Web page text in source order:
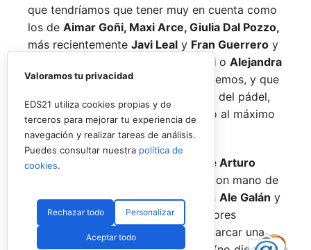
que tendríamos que tener muy en cuenta como
los de Aimar Goñi, Maxi Arce, Giulia Dal Pozzo,
más recientemente Javi Leal y Fran Guerrero y
Miguel Lamperti o Alejandra
Salazar,a los que siempre recordaremos, y que
están en su etapa más «disfrutona» del pádel,
pensando más en vivir cada partido al máximo
que en los puntos o los títulos.
No por ello hemos de olvidarnos de Arturo
que rigen con mano de
hierro el circuito pero que tienen en Ale Galán y
Fede Chingottoa dos competidores
sublimes. Dos parejas llamadas a marcar una
Valoramos tu privacidad
EDS21 utiliza cookies propias y de
terceros para mejorar tu experiencia de
navegación y realizar tareas de análisis.
Puedes consultar nuestra política de
cookies.
Rechazar todo Personalizar
Aceptar todo